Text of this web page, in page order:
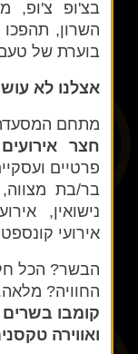
בצ'ופ צ'ופ,
השרון, תהפכו
בוערת של
אצלנו לא
מתחם המסעדה
חצר
פרטיים
בר/בת מצווה,
נישואין,
אירועי
הבשר? הכל
החוויה?
קומבו בשרים
ואווירה